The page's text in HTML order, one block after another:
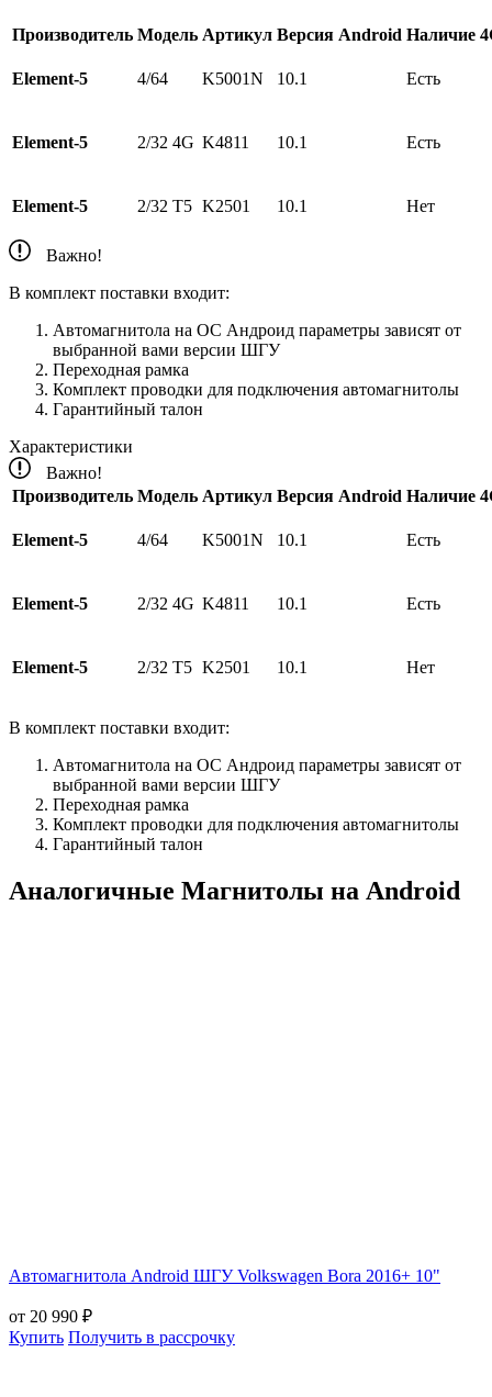
Производитель Модель Артикул Версия Android Наличие
Element-5 4/64 K5001N 10.1 Есть
Element-5 2/32 4G K4811 10.1 Есть
Element-5 2/32 Т5 K2501 10.1 Нет
Важно!
В комплект поставки входит:
Автомагнитола на ОС Андроид параметры зависят от
выбранной вами версии ШГУ
Переходная рамка
Комплект проводки для подключения автомагнитолы
Гарантийный талон
Характеристики
Важно!
Производитель Модель Артикул Версия Android Наличие
Element-5 4/64 K5001N 10.1 Есть
Element-5 2/32 4G K4811 10.1 Есть
Element-5 2/32 Т5 K2501 10.1 Нет
В комплект поставки входит:
Автомагнитола на ОС Андроид параметры зависят от
выбранной вами версии ШГУ
Переходная рамка
Комплект проводки для подключения автомагнитолы
Гарантийный талон
Аналогичные Магнитолы на Android
Автомагнитола Android ШГУ Volkswagen Bora 2016+ 10"
от 20 990 ₽
Купить Получить в рассрочку